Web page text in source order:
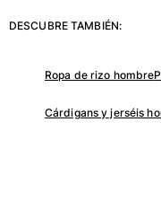
DESCUBRE TAMBIÉN:
Ropa de rizo hombre
Cárdigans y jerséis